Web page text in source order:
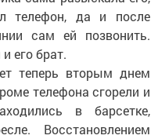
телефон, да и после
сам ей позвонить.
его брат.
теперь вторым днем
телефона сгорели и
в барсетке,
Восстановлением